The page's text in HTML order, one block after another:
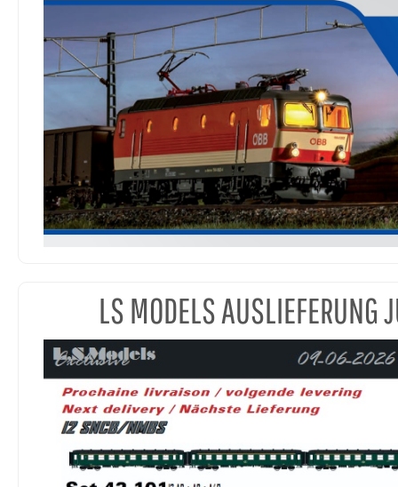
LS MODELS AUSLIEFERUNG